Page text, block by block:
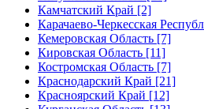
Камчатский Край [2]
Карачаево-Черкесская
Кемеровская Область [7]
Кировская Область [11]
Костромская Область [7]
Краснодарский Край [21]
Красноярский Край [12]